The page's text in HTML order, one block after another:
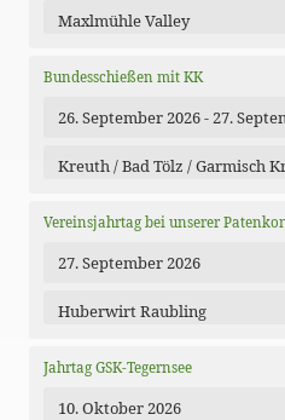
Maxlmühle Valley
Bundesschießen mit KK
26. September 2026 - 27.
Kreuth / Bad Tölz / Garmisch
Vereinsjahrtag bei unserer
27. September 2026
Huberwirt Raubling
Jahrtag GSK-Tegernsee
10. Oktober 2026